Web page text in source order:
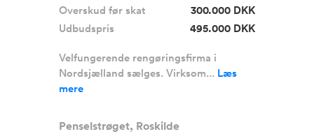
Overskud før skat
300.000 DKK
Udbudspris
495.000 DKK
Velfungerende rengøringsfirma i
Nordsjælland sælges. Virksom... Læs
mere
Penselstrøget, Roskilde